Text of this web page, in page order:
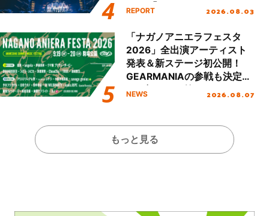
Final「NICE to meet YOU
ート!!
REPORT 2026.08.03
「ナガノアニエラフェスタ
2026」全出演アーティスト
発表＆新ステージ初公開！
GEARMANIAの参戦も決定
し、初となる第3ステージの
NEWS 2026.08.07
もっと見る